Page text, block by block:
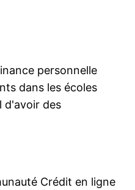
personnelle
dans les écoles
d'avoir des
Crédit en ligne